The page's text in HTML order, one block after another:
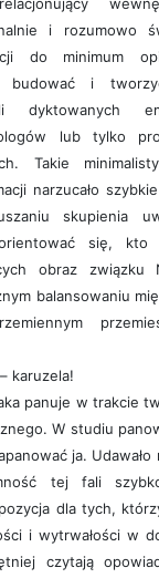
i rozumowo
do minimum
budować i
dyktowanych
lub tylko
Takie
narzucało
skupienia
się,
obraz
balansowaniu
karuzela!
panuje w trakcie
W studiu
ja.
tej fali
dla tych,
i wytrwałości w
czytają